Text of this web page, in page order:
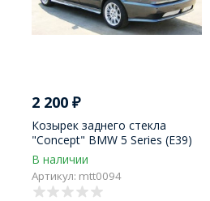
2 200₽
Козырек заднего стекла
"Concept" BMW 5 Series (E39)
В наличии
Артикул: mtt0094